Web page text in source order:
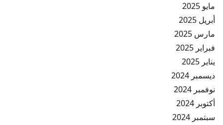
مايو 2025
أبريل 2025
مارس 2025
فبراير 2025
يناير 2025
ديسمبر 2024
نوفمبر 2024
أكتوبر 2024
سبتمبر 2024